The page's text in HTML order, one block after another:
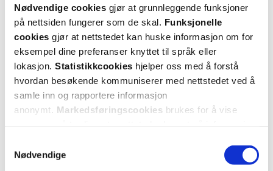
Nødvendige cookies gjør at grunnleggende funksjoner
på nettsiden fungerer som de skal. Funksjonelle
cookies gjør at nettstedet kan huske informasjon om for
eksempel dine preferanser knyttet til språk eller
lokasjon. Statistikkcookies hjelper oss med å forstå
hvordan besøkende kommuniserer med nettstedet ved å
samle inn og rapportere informasjon
anonymt. Markedsføringscookies brukes for å vise
Nødvendige
Velg hvilke resepter du vil hente ut og hvordan du vil
ha dem levert
Få dine resepter levert raskt og trygt på avtalt måte
Kom i gang
Mer om reseptvarer